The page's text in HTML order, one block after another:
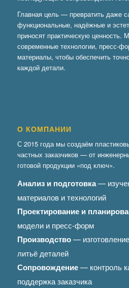
Главная цель — превратить даже
функциональные, надёжные и
приносят практическую ценность.
современные технологии, пресс-
материалы, чтобы обеспечить
каждой детали.
О КОМПАНИИ
С 2015 года мы создаём
частных заказчиков — от
готовой продукции «под ключ».
Анализ и подготовка—
материалов и технологий
Проектирование и
модели и пресс-форм
Производство—
литьё деталей
Сопровождение— контроль
поддержка заказчика